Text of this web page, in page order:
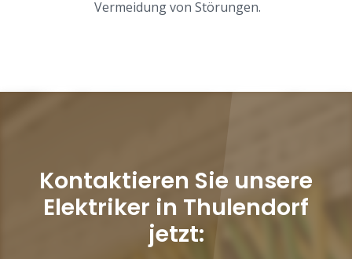
Vermeidung von Störungen.
Kontaktieren Sie unsere
Elektriker in Thulendorf
jetzt: